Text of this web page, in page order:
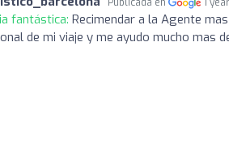
fantástica: Recimendar a la Agente
de mi viaje y me ayudo mucho mas